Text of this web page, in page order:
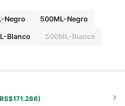
Negro 500ML-Negro
Blanco 500ML-Blanco